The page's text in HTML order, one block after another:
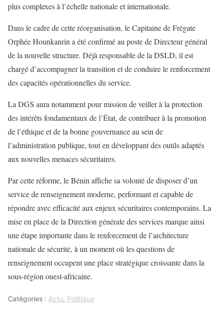
plus complexes à l’échelle nationale et internationale.
Dans le cadre de cette réorganisation, le Capitaine de Frégate
Orphée Hounkanrin a été confirmé au poste de Directeur général
de la nouvelle structure. Déjà responsable de la DSLD, il est
chargé d’accompagner la transition et de conduire le renforcement
des capacités opérationnelles du service.
La DGS aura notamment pour mission de veiller à la protection
des intérêts fondamentaux de l’État, de contribuer à la promotion
de l’éthique et de la bonne gouvernance au sein de
l’administration publique, tout en développant des outils adaptés
aux nouvelles menaces sécuritaires.
Par cette réforme, le Bénin affiche sa volonté de disposer d’un
service de renseignement moderne, performant et capable de
répondre avec efficacité aux enjeux sécuritaires contemporains. La
mise en place de la Direction générale des services marque ainsi
une étape importante dans le renforcement de l’architecture
nationale de sécurité, à un moment où les questions de
renseignement occupent une place stratégique croissante dans la
sous-région ouest-africaine.
Catégories : Actu, Politique